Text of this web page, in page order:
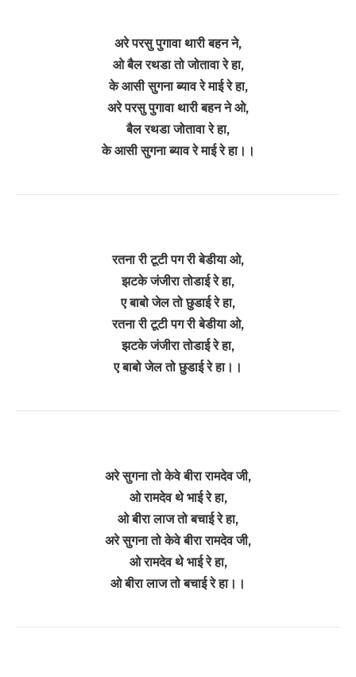
अरे परसु पुगावा थारी बहन ने,
ओ बैल रथडा तो जोतावा रे हा,
के आसी सुगना ब्याव रे माई रे हा,
अरे परसु पुगावा थारी बहन ने ओ,
बैल रथडा जोतावा रे हा,
के आसी सुगना ब्याव रे माई रे हा।।
रतना री टूटी पग री बेडीया ओ,
झटके जंजीरा तोडाई रे हा,
ए बाबो जेल तो छुडाई रे हा,
रतना री टूटी पग री बेडीया ओ,
झटके जंजीरा तोडाई रे हा,
ए बाबो जेल तो छुडाई रे हा।।
अरे सुगना तो केवे बीरा रामदेव जी,
ओ रामदेव थे भाई रे हा,
ओ बीरा लाज तो बचाई रे हा,
अरे सुगना तो केवे बीरा रामदेव जी,
ओ रामदेव थे भाई रे हा,
ओ बीरा लाज तो बचाई रे हा।।